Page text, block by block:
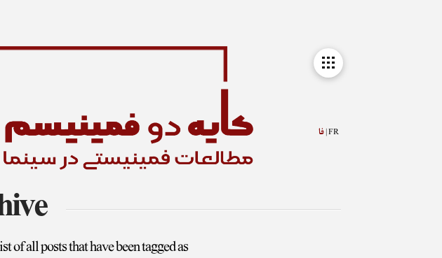
FR | فا
of all posts that have been tagged as